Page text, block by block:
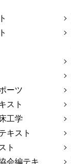
ーツ
スト
工学
キスト
ト
会編テキ